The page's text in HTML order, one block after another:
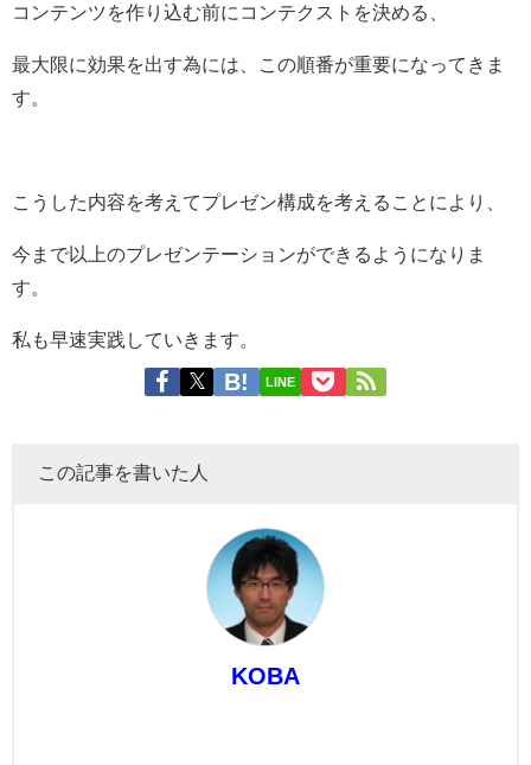
コンテンツを作り込む前にコンテクストを決める、
最大限に効果を出す為には、
この順番が重要になってきま
す。
こうした内容を考えてプレゼン構成を考えることにより、
今まで以上のプレゼンテーションができるようになりま
す。
私も早速実践していきます。
LINE
この記事を書いた人
KOBA